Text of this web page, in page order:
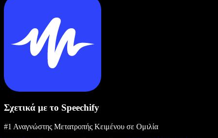
Σχετικά με το Speechify
#1 Αναγνώστης Μετατροπής Κειμένου σε Ομιλία